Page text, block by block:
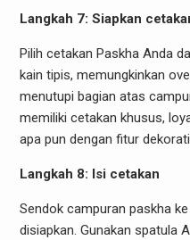
Langkah 7: Siapkan
Pilih cetakan Paskha Anda
kain tipis, memungkinkan
menutupi bagian atas
memiliki cetakan khusus,
apa pun dengan fitur
Langkah 8: Isi cetakan
Sendok campuran paskha
disiapkan. Gunakan spatula